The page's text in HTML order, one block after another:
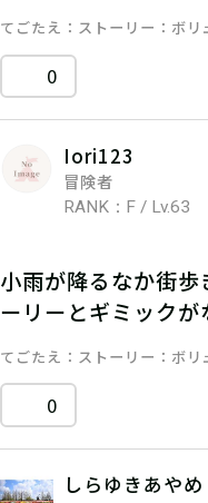
てごたえ ストーリー ボリ
0
Iori123
冒険者
RANK：F / Lv.63
小雨が降るなか街
ーリーとギミックが
てごたえ ストーリー ボリ
0
しらゆきあやめ